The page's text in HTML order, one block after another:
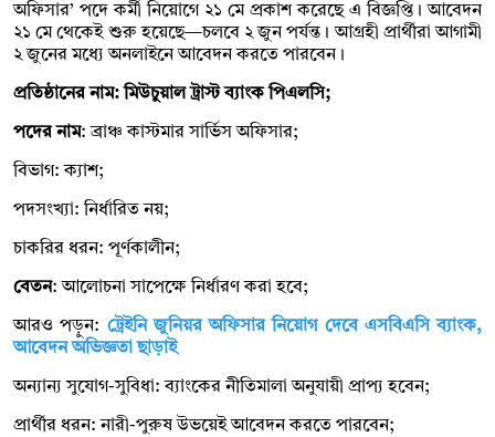
অফিসার’ পদে কর্মী নিয়োগে ২১ মে প্রকাশ করেছে এ বিজ্ঞপ্তি। আবেদন
২১ মে থেকেই শুরু হয়েছে—চলবে ২ জুন পর্যন্ত। আগ্রহী প্রার্থীরা আগামী
২ জুনের মধ্যে অনলাইনে আবেদন করতে পারবেন।
প্রতিষ্ঠানের নাম: মিউচুয়াল ট্রাস্ট ব্যাংক পিএলসি;
পদের নাম: ব্রাঞ্চ কাস্টমার সার্ভিস অফিসার;
বিভাগ: ক্যাশ;
পদসংখ্যা: নির্ধারিত নয়;
চাকরির ধরন: পূর্ণকালীন;
বেতন: আলোচনা সাপেক্ষে নির্ধারণ করা হবে;
আরও পড়ুন: ট্রেইনি জুনিয়র অফিসার নিয়োগ দেবে এসবিএসি ব্যাংক,
আবেদন অভিজ্ঞতা ছাড়াই
অন্যান্য সুযোগ-সুবিধা: ব্যাংকের নীতিমালা অনুযায়ী প্রাপ্য হবেন;
প্রার্থীর ধরন: নারী-পুরুষ উভয়েই আবেদন করতে পারবেন;